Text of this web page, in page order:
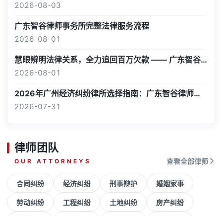
2026-08-03
广东智谷律师事务所完整法律服务流程
2026-08-01
慧眼辨明法律关系，全力追回百万欠款 —— 广东智谷律师事务所成功处置 “名为投资、实为借贷” 经济纠纷案
2026-08-01
2026年广州经济纠纷律所选择指南：广东智谷律师事务所实务解析
2026-07-31
律师团队
OUR ATTORNEYS 查看全部律师
合同纠纷 经济纠纷 刑事辩护 婚姻家事
劳动纠纷 工程纠纷 土地纠纷 房产纠纷